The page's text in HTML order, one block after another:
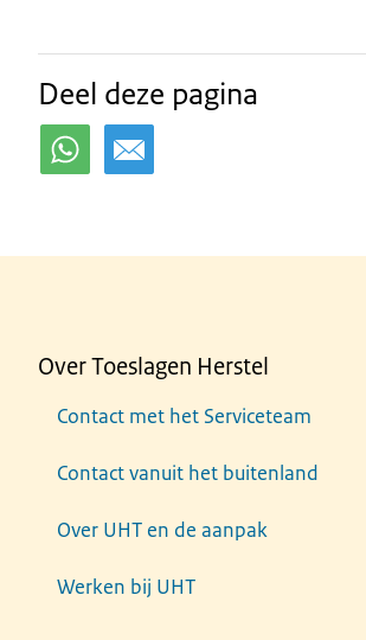
Deel deze pagina
Over Toeslagen Herstel
Contact met het Serviceteam
Contact vanuit het buitenland
Over UHT en de aanpak
Werken bij UHT